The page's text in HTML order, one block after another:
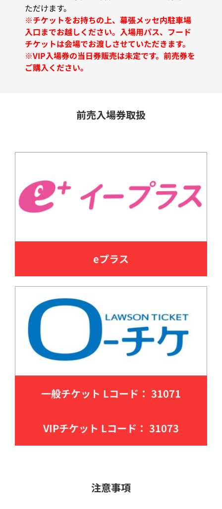
ただけます。
※チケットをお持ちの上、幕張メッセ内駐車場
入口までお越しください。入場用パス、フード
チケットは会場でお渡しさせていただきます。
※VIP入場券の当日券販売は未定です。前売券を
ご購入ください。
前売入場券取扱
eプラス
一般チケット Lコード： 31071
VIPチケット Lコード： 31073
注意事項